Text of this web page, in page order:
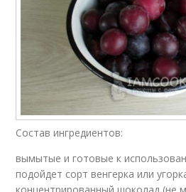
Состав ингредиентов:
вымытые и готовые к
подойдет сорт венгерка или